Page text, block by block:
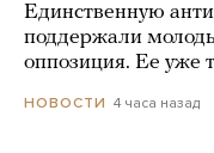
Единственную
поддержали
оппозиция. Ее уже
НОВОСТИ 4 часа назад